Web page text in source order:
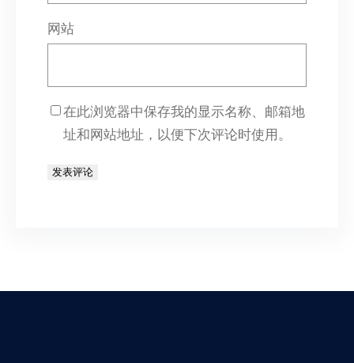
网站
在此浏览器中保存我的显示名称、邮箱地
址和网站地址，以便下次评论时使用。